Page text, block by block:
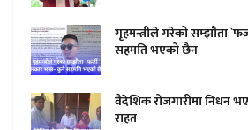
गृहमन्त्रीले गरेको सम्झौता
सहमति भएको छैन
वैदेशिक रोजगारीमा निधन
राहत